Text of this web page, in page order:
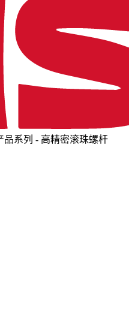
品系列 - 高精密滚珠螺杆